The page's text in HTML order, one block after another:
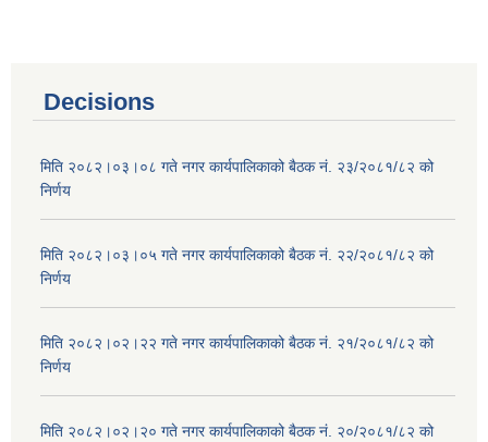
Decisions
मिति २०८२।०३।०८ गते नगर कार्यपालिकाको बैठक नं. २३/२०८१/८२ को
निर्णय
मिति २०८२।०३।०५ गते नगर कार्यपालिकाको बैठक नं. २२/२०८१/८२ को
निर्णय
मिति २०८२।०२।२२ गते नगर कार्यपालिकाको बैठक नं. २१/२०८१/८२ को
निर्णय
मिति २०८२।०२।२० गते नगर कार्यपालिकाको बैठक नं. २०/२०८१/८२ को